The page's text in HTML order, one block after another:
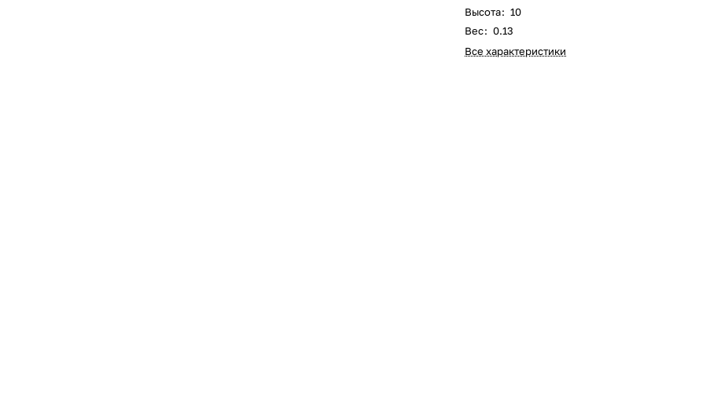
Высота: 10
Вес: 0.13
Все характеристики
Получайте товарвыбранный способом